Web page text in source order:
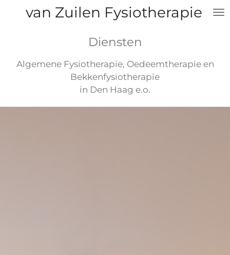
hoofdinhoud
van Zuilen Fysiotherapie
Diensten
Algemene Fysiotherapie, Oedeemtherapie en
Bekkenfysiotherapie
in Den Haag e.o.